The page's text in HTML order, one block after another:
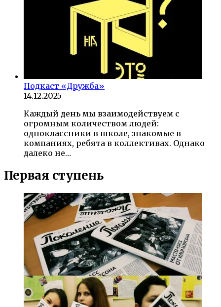
Подкаст «Дружба»
14.12.2025
Каждый день мы взаимодействуем с
огромным количеством людей:
одноклассники в школе, знакомые в
компаниях, ребята в коллективах. Однако
далеко не…
Первая ступень